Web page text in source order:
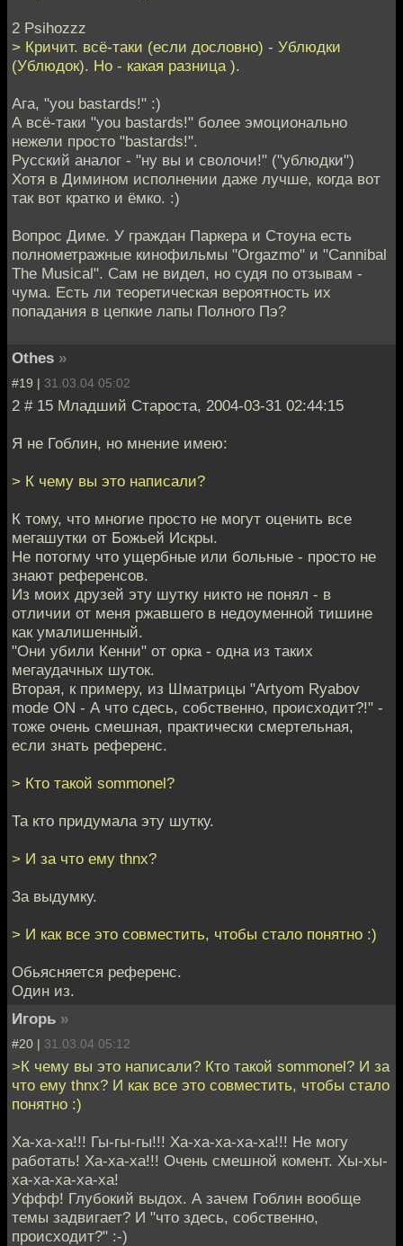
2 Psihozzz
> Кричит. всё-таки (если дословно) - Ублюдки
(Ублюдок). Но - какая разница ).
Ага, "you bastards!" :)
А всё-таки "you bastards!" более эмоционально
нежели просто "bastards!".
Русский аналог - "ну вы и сволочи!" ("ублюдки")
Хотя в Димином исполнении даже лучше, когда вот
так вот кратко и ёмко. :)
Вопрос Диме. У граждан Паркера и Стоуна есть
полнометражные кинофильмы "Orgazmo" и "Cannibal
The Musical". Сам не видел, но судя по отзывам -
чума. Есть ли теоретическая вероятность их
попадания в цепкие лапы Полного Пэ?
Othes »
#19 | 31.03.04 05:02
2 # 15 Младший Староста, 2004-03-31 02:44:15
Я не Гоблин, но мнение имею:
> К чему вы это написали?
К тому, что многие просто не могут оценить все
мегашутки от Божьей Искры.
Не потогму что ущербные или больные - просто не
знают референсов.
Из моих друзей эту шутку никто не понял - в
отличии от меня ржавшего в недоуменной тишине
как умалишенный.
"Они убили Кенни" от орка - одна из таких
мегаудачных шуток.
Вторая, к примеру, из Шматрицы "Artyom Ryabov
mode ON - А что сдесь, собственно, происходит?!" -
тоже очень смешная, практически смертельная,
если знать референс.
> Кто такой sommonel?
Та кто придумала эту шутку.
> И за что ему thnx?
За выдумку.
> И как все это совместить, чтобы стало понятно :)
Обьясняется референс.
Один из.
Игорь »
#20 | 31.03.04 05:12
>К чему вы это написали? Кто такой sommonel? И за
что ему thnx? И как все это совместить, чтобы стало
понятно :)
Ха-ха-ха!!! Гы-гы-гы!!! Ха-ха-ха-ха-ха!!! Не могу
работать! Ха-ха-ха!!! Очень смешной комент. Хы-хы-
ха-ха-ха-ха-ха!
Уффф! Глубокий выдох. А зачем Гоблин вообще
темы задвигает? И "что здесь, собственно,
происходит?" :-)